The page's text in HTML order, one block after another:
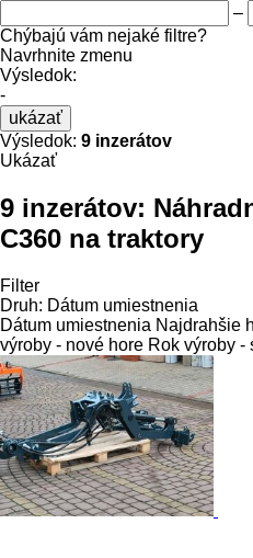
–
Chýbajú vám nejaké filtre?
Navrhnite zmenu
Výsledok:
-
ukázať
Výsledok: 9 inzerátov
Ukázať
9 inzerátov:
C360 na traktory
Filter
Druh: Dátum umiestnenia
Dátum umiestnenia Najdrahšie
výroby - nové hore Rok výroby -